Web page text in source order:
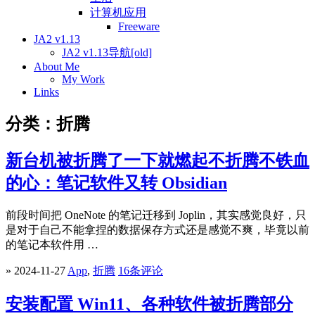
计算机应用
Freeware
JA2 v1.13
JA2 v1.13导航[old]
About Me
My Work
Links
分类：折腾
新台机被折腾了一下就燃起不折腾不铁血
的心：笔记软件又转 Obsidian
前段时间把 OneNote 的笔记迁移到 Joplin，其实感觉良好，只
是对于自己不能拿捏的数据保存方式还是感觉不爽，毕竟以前
的笔记本软件用 …
» 2024-11-27 App, 折腾 16条评论
安装配置 Win11、各种软件被折腾部分